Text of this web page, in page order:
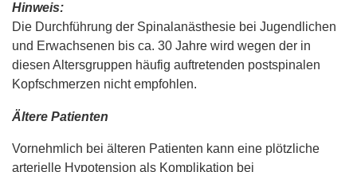
Hinweis:
Die Durchführung der Spinalanästhesie bei Jugendlichen
und Erwachsenen bis ca. 30 Jahre wird wegen der in
diesen Altersgruppen häufig auftretenden postspinalen
Kopfschmerzen nicht empfohlen.
Ältere Patienten
Vornehmlich bei älteren Patienten kann eine plötzliche
arterielle Hypotension als Komplikation bei